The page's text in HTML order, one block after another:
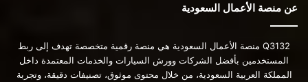
عن منصة الأعمال السعودية
Q3132 منصة الأعمال السعودية هي منصة رقمية متخصصة تهدف إلى ربط
المستخدمين بأفضل الشركات وورش السيارات والخدمات المعتمدة داخل
المملكة العربية السعودية، من خلال محتوى موثوق، تصنيفات دقيقة، وتجربة